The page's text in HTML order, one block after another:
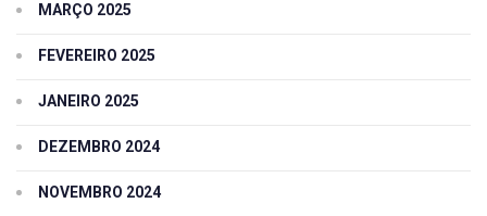
MARÇO 2025
FEVEREIRO 2025
JANEIRO 2025
DEZEMBRO 2024
NOVEMBRO 2024